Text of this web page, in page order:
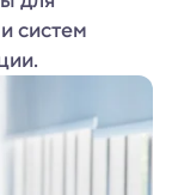
систем